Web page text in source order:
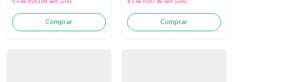
5 x de R$53,98 sem juros
Comprar
4 x de R$57,48 sem juros
Comprar